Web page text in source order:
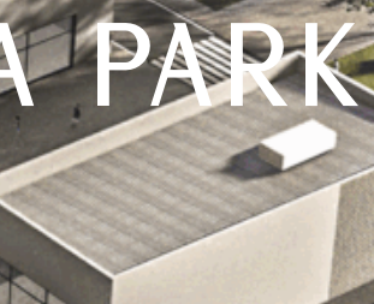
PARK